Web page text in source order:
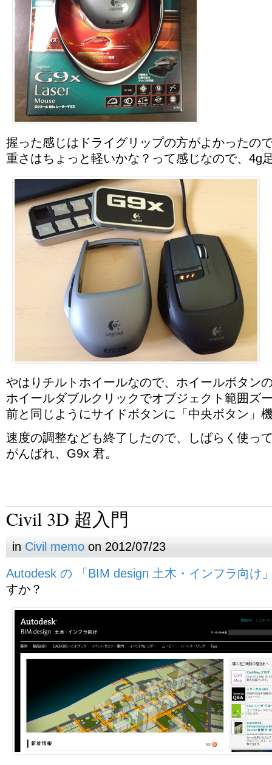
握った感じはドライグリップの方がよかったの
重さはちょっと軽いかな？って感じなので、4g
やはりチルトホイールなので、ホイールボタン
ホイールダブルクリックでオブジェクト範囲ズ
前と同じようにサイドボタンに「中央ボタン」
速度の調整なども終了したので、しばらく使っ
がんばれ、G9x 君。
Civil 3D 超入門
in Civil memo on 2012/07/23
Autodesk の 「BIM design 土木・インフラ向け
すか？